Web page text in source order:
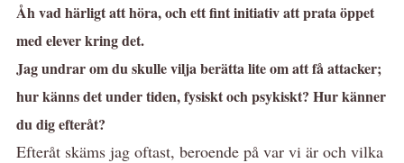
Åh vad härligt att höra, och ett fint initiativ att prata öppet
med elever kring det.
Jag undrar om du skulle vilja berätta lite om att få attacker;
hur känns det under tiden, fysiskt och psykiskt? Hur känner
du dig efteråt?
Efteråt skäms jag oftast, beroende på var vi är och vilka